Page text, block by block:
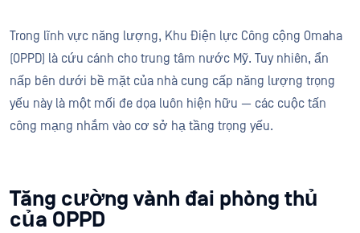
Trong lĩnh vực năng lượng, Khu Điện lực Công cộng Omaha
(OPPD) là cứu cánh cho trung tâm nước Mỹ. Tuy nhiên, ẩn
nấp bên dưới bề mặt của nhà cung cấp năng lượng trọng
yếu này là một mối đe dọa luôn hiện hữu — các cuộc tấn
công mạng nhắm vào cơ sở hạ tầng trọng yếu.
Tăng cường vành đai phòng thủ
của OPPD